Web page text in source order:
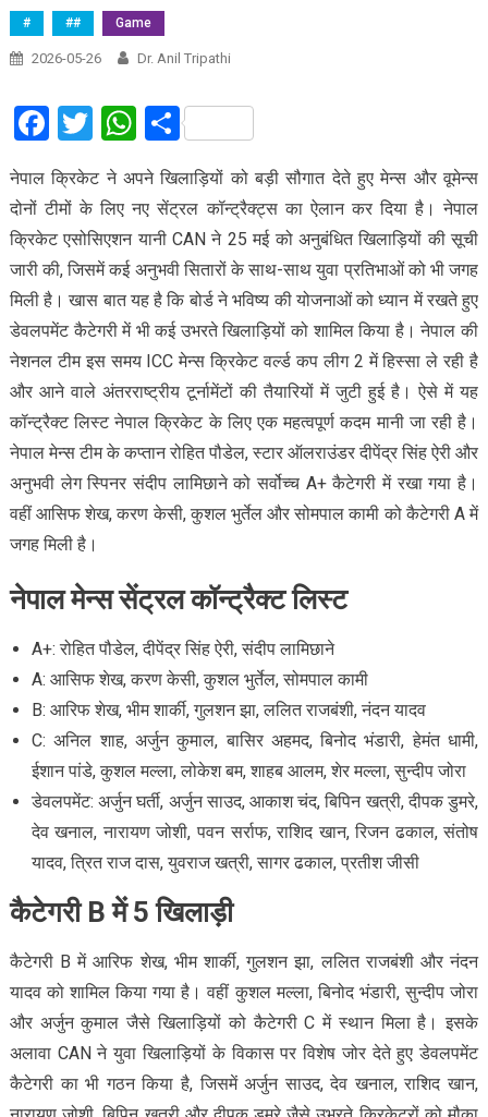
# ## Game
2026-05-26 Dr. Anil Tripathi
Facebook
Twitter
WhatsApp
Share
नेपाल क्रिकेट ने अपने खिलाड़ियों को बड़ी सौगात देते हुए मेन्स और वूमेन्स
दोनों टीमों के लिए नए सेंट्रल कॉन्ट्रैक्ट्स का ऐलान कर दिया है। नेपाल
क्रिकेट एसोसिएशन यानी CAN ने 25 मई को अनुबंधित खिलाड़ियों की सूची
जारी की, जिसमें कई अनुभवी सितारों के साथ-साथ युवा प्रतिभाओं को भी जगह
मिली है। खास बात यह है कि बोर्ड ने भविष्य की योजनाओं को ध्यान में रखते हुए
डेवलपमेंट कैटेगरी में भी कई उभरते खिलाड़ियों को शामिल किया है। नेपाल की
नेशनल टीम इस समय ICC मेन्स क्रिकेट वर्ल्ड कप लीग 2 में हिस्सा ले रही है
और आने वाले अंतरराष्ट्रीय टूर्नामेंटों की तैयारियों में जुटी हुई है। ऐसे में यह
कॉन्ट्रैक्ट लिस्ट नेपाल क्रिकेट के लिए एक महत्वपूर्ण कदम मानी जा रही है।
नेपाल मेन्स टीम के कप्तान रोहित पौडेल, स्टार ऑलराउंडर दीपेंद्र सिंह ऐरी और
अनुभवी लेग स्पिनर संदीप लामिछाने को सर्वोच्च A+ कैटेगरी में रखा गया है।
वहीं आसिफ शेख, करण केसी, कुशल भुर्तेल और सोमपाल कामी को कैटेगरी A में
जगह मिली है।
नेपाल मेन्स सेंट्रल कॉन्ट्रैक्ट लिस्ट
A+: रोहित पौडेल, दीपेंद्र सिंह ऐरी, संदीप लामिछाने
A: आसिफ शेख, करण केसी, कुशल भुर्तेल, सोमपाल कामी
B: आरिफ शेख, भीम शार्की, गुलशन झा, ललित राजबंशी, नंदन यादव
C: अनिल शाह, अर्जुन कुमाल, बासिर अहमद, बिनोद भंडारी, हेमंत धामी,
ईशान पांडे, कुशल मल्ला, लोकेश बम, शाहब आलम, शेर मल्ला, सुन्दीप जोरा
डेवलपमेंट: अर्जुन घर्ती, अर्जुन साउद, आकाश चंद, बिपिन खत्री, दीपक डुमरे,
देव खनाल, नारायण जोशी, पवन सर्राफ, राशिद खान, रिजन ढकाल, संतोष
यादव, त्रित राज दास, युवराज खत्री, सागर ढकाल, प्रतीश जीसी
कैटेगरी B में 5 खिलाड़ी
कैटेगरी B में आरिफ शेख, भीम शार्की, गुलशन झा, ललित राजबंशी और नंदन
यादव को शामिल किया गया है। वहीं कुशल मल्ला, बिनोद भंडारी, सुन्दीप जोरा
और अर्जुन कुमाल जैसे खिलाड़ियों को कैटेगरी C में स्थान मिला है। इसके
अलावा CAN ने युवा खिलाड़ियों के विकास पर विशेष जोर देते हुए डेवलपमेंट
कैटेगरी का भी गठन किया है, जिसमें अर्जुन साउद, देव खनाल, राशिद खान,